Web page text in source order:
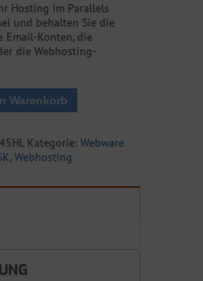
Hosting im Parallels
und behalten Sie die
Email-Konten, die
die Webhosting-
Warenkorb
Kategorie: Webware
, Webhosting